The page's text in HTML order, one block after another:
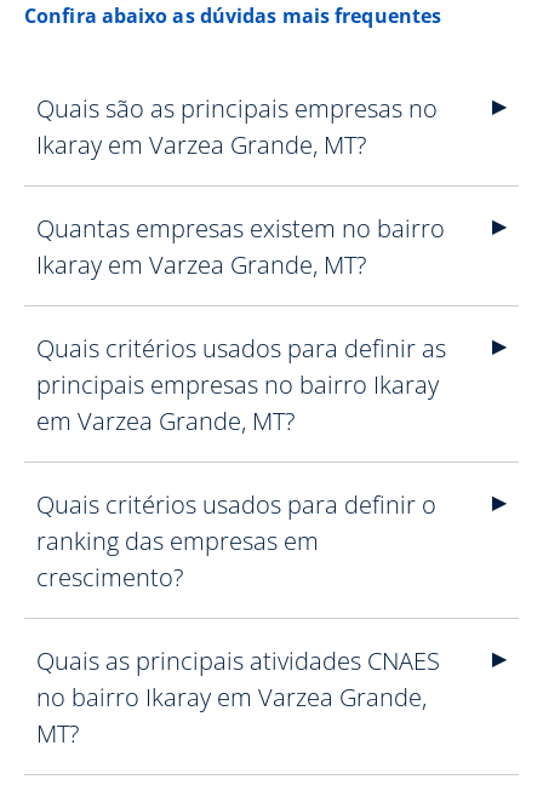
Confira abaixo as dúvidas mais frequentes
Quais são as principais empresas no
Ikaray em Varzea Grande, MT?
Quantas empresas existem no bairro
Ikaray em Varzea Grande, MT?
Quais critérios usados para definir as
principais empresas no bairro Ikaray
em Varzea Grande, MT?
Quais critérios usados para definir o
ranking das empresas em
crescimento?
Quais as principais atividades CNAES
no bairro Ikaray em Varzea Grande,
MT?